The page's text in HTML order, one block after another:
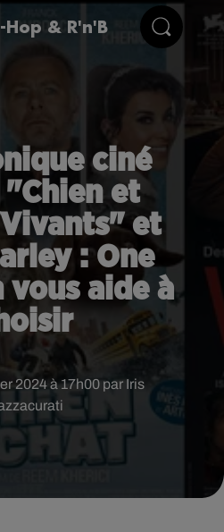
Hop & R'n'B
ciné
"Chien et
et
: One
vous aide à
2024 à 17h00 par Iris